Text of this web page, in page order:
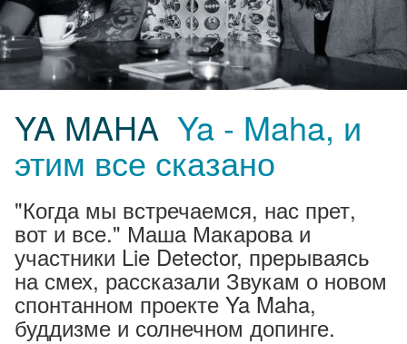
YA MAHA Ya - Maha, и
этим все сказано
"Когда мы встречаемся, нас прет,
вот и все." Маша Макарова и
участники Lie Detector, прерываясь
на смех, рассказали Звукам о новом
спонтанном проекте Ya Maha,
буддизме и солнечном допинге.